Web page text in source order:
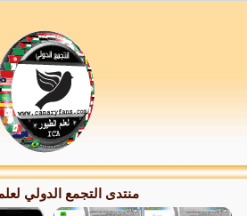
منتدى التجمع الدولي